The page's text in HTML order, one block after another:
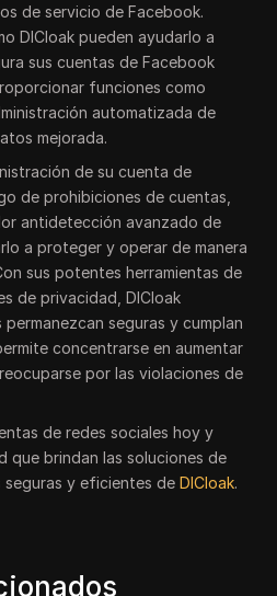
de servicio de Facebook.
DICloak pueden ayudarlo a
sus cuentas de Facebook
funciones como
automatizada de
mejorada.
de su cuenta de
de prohibiciones de cuentas,
antidetección avanzado de
a proteger y operar de manera
sus potentes herramientas de
de privacidad, DICloak
seguras y cumplan
concentrarse en aumentar
por las violaciones de
de redes sociales hoy y
que brindan las soluciones de
seguras y eficientes deDICloak.